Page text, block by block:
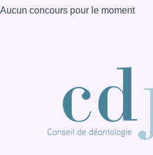
Aucun concours pour le moment